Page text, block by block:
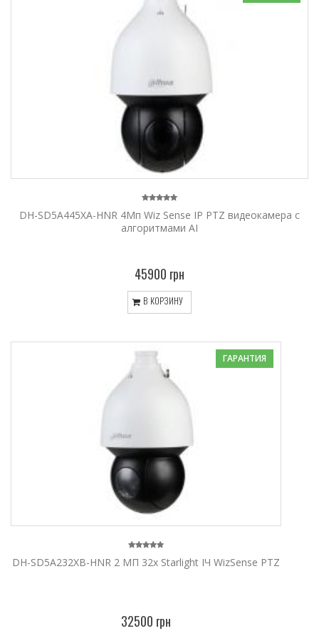
DH-SD5A445XA-HNR 4Мп Wiz Sense IP PTZ видеокамера с
алгоритмами AI
45900 грн
В КОРЗИНУ
ГАРАНТИЯ
DH-SD5A232XB-HNR 2 МП 32x Starlight ІЧ WizSense PTZ
32500 грн